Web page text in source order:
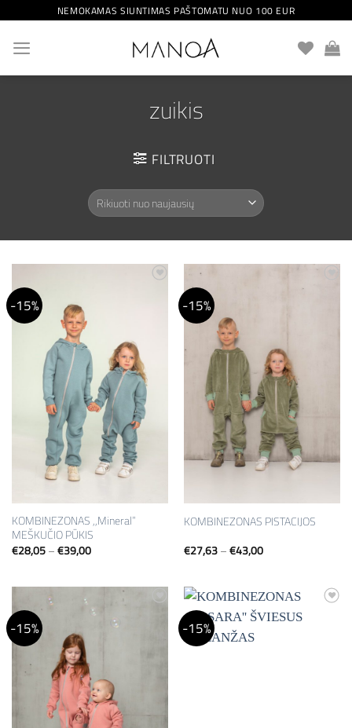
content
NEMOKAMAS SIUNTIMAS PAŠTOMATU NUO 100 EUR
zuikis
FILTRUOTI
-15%
KOMBINEZONAS ,,Mineral”
MEŠKUČIO PŪKIS
€28,05 –€39,00Price
range:
€39,00
-15%
KOMBINEZONAS PISTACIJOS
€27,63 –€43,00Price
range:
€43,00
-15% Mėgstamiausias -15% Mėgstamiausias